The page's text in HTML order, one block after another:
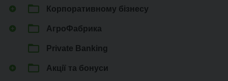
Корпоративному бізнесу
АгроФабрика
Private Banking
Акції та бонуси